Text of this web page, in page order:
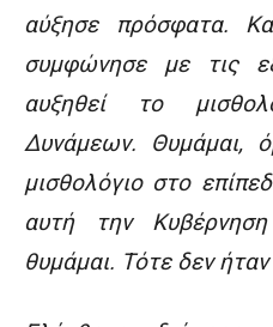
αύξησε πρόσφατα.
συμφώνησε με τις
αυξηθεί το
Δυνάμεων. Θυμάμαι,
μισθολόγιο στο
αυτή την
θυμάμαι. Τότε δεν